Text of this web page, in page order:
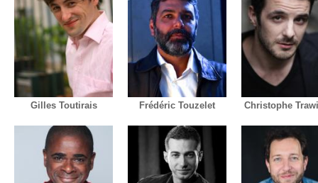
Gilles Toutirais Frédéric Touzelet Christophe